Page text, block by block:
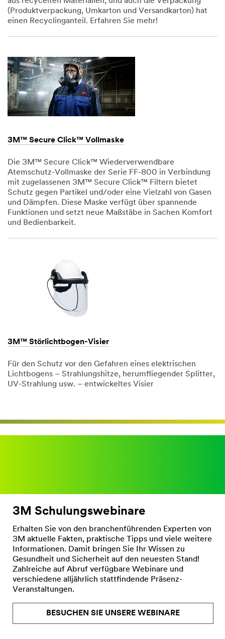
(Produktverpackung, Umkarton und Versandkarton) hat
einen Recyclinganteil. Erfahren Sie mehr!
1,
3M™ Secure Click™ Vollmaske
Die 3M™ Secure Click™ Wiederverwendbare
Atemschutz-Vollmaske der Serie FF-800 in Verbindung
mit zugelassenen 3M™ Secure Click™ Filtern bietet
Schutz gegen Partikel und/oder eine Vielzahl von Gasen
und Dämpfen. Diese Maske verfügt über spannende
Funktionen und setzt neue Maßstäbe in Sachen Komfort
und Bedienbarkeit.
1,
3M™ Störlichtbogen-Visier
Für den Schutz vor den Gefahren eines elektrischen
Lichtbogens – Strahlungshitze, herumfliegender Splitter,
UV-Strahlung usw. – entwickeltes Visier
3M Schulungswebinare
Erhalten Sie von den branchenführenden Experten von
3M aktuelle Fakten, praktische Tipps und viele weitere
Informationen. Damit bringen Sie Ihr Wissen zu
Gesundheit und Sicherheit auf den neuesten Stand!
Zahlreiche auf Abruf verfügbare Webinare und
verschiedene alljährlich stattfindende Präsenz-
Veranstaltungen.
BESUCHEN SIE UNSERE WEBINARE